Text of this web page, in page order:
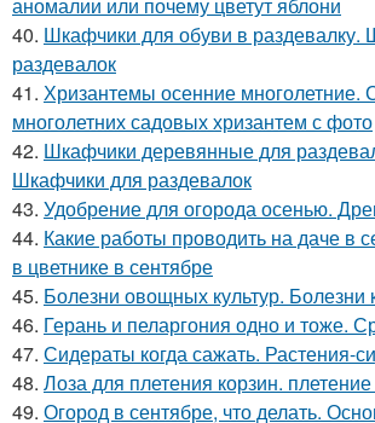
40. Шкафчики для обуви в раздевалку.
раздевалок
41. Хризантемы осенние многолетние.
многолетних садовых хризантем с фото
42. Шкафчики деревянные для
Шкафчики для раздевалок
43. Удобрение для огорода осенью.
44. Какие работы проводить на даче в
в цветнике в сентябре
45. Болезни овощных культур. Болезни
46. Герань и пеларгония одно и тоже.
47. Сидераты когда сажать. Растения-
48. Лоза для плетения корзин.
49. Огород в сентябре, что делать.